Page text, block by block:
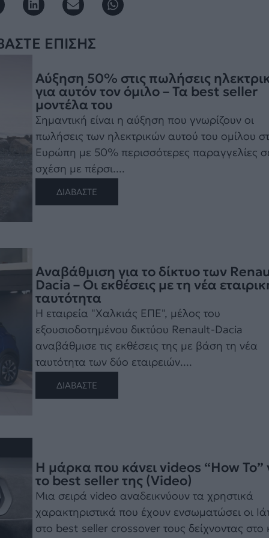
ΕΠΙΣΗΣ
Αύξηση 50% στις πωλήσεις
για αυτόν τον όμιλο – Τα best seller
μοντέλα του
Σημαντική είναι η αύξηση που γνωρίζουν οι
πωλήσεις των ηλεκτρικών αυτού του ομίλου
Ευρώπη με 50% περισσότερες παραγγελίες
σχέση με πέρσι....
ΔΙΑΒΑΣΤΕ
Αναβάθμιση για το δίκτυο των
Dacia – Οι εκθέσεις με τη νέα
ταυτότητα
Η εταιρεία "Χαλκιάς ΕΠΕ", μέλος του
εξουσιοδοτημένου δικτύου Renault-Dacia
αναβάθμισε τις εκθέσεις της με βάση τη νέα
ταυτότητα των δύο εταιρειών....
ΔΙΑΒΑΣΤΕ
Η μάρκα που κάνει videos “How To”
το best seller της (Video)
Μια σειρά video αναδεικνύουν τα χρηστικά
χαρακτηριστικά που έχουν ενσωματώσει οι
στο best seller crossover τους δείχνοντας στο